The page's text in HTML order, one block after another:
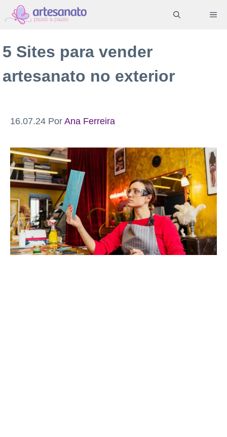
Pular
para
conteúdo
5 Sites para vender
artesanato no exterior
16.07.24 Por Ana Ferreira